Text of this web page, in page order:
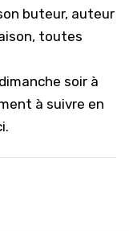
buteur, auteur
toutes
soir à
à suivre en
.